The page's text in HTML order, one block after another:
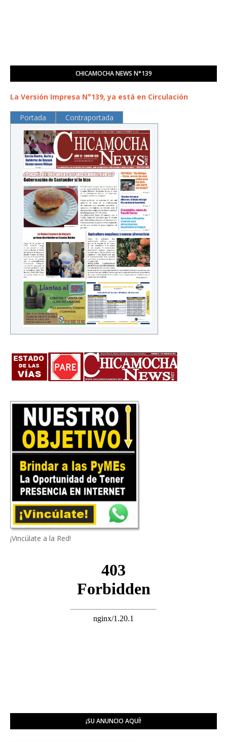
CHICAMOCHA NEWS N°139
La Versión Impresa N°139, ya está en Circulación
Portada Contraportada
¡Vincúlate a la Red!
¡SU ANUNCIO AQUÍ!